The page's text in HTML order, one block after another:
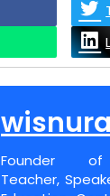
Founder of
Teacher,